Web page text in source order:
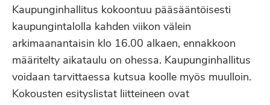
Kaupunginhallitus kokoontuu pääsääntöisesti
kaupungintalolla kahden viikon välein
arkimaanantaisin klo 16.00 alkaen, ennakkoon
määritelty aikataulu on ohessa. Kaupunginhallitus
voidaan tarvittaessa kutsua koolle myös muulloin.
Kokousten esityslistat liitteineen ovat